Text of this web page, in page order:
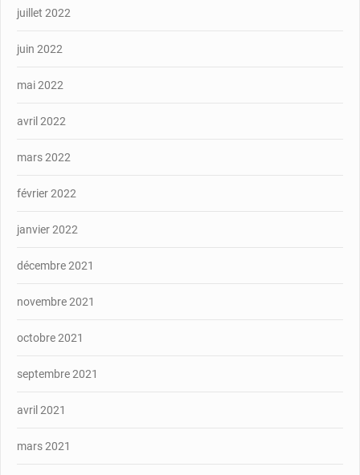
juillet 2022
juin 2022
mai 2022
avril 2022
mars 2022
février 2022
janvier 2022
décembre 2021
novembre 2021
octobre 2021
septembre 2021
avril 2021
mars 2021